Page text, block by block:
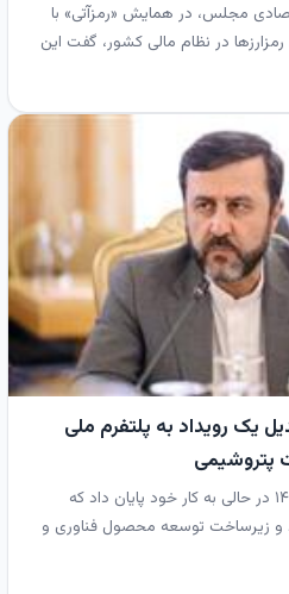
مجلس، در همایش «رمزآتی» با
در نظام مالی کشور، گفت این
۱۴۰۴ تبدیل یک رویداد به پلتفرم ملی
پتروشیمی
همایش پتروفن ۱۴۰۴ در حالی به کار خود پایان داد که
و زیرساخت توسعه محصول فناوری و
پ...